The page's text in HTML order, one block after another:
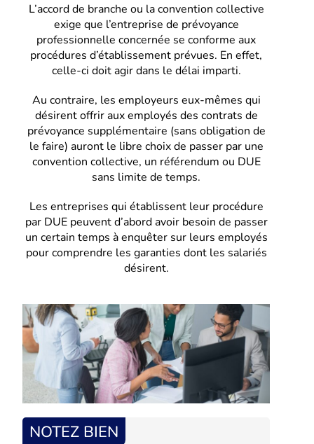
L’accord de branche ou la convention collective
exige que l’entreprise de prévoyance
professionnelle concernée se conforme aux
procédures d’établissement prévues. En effet,
celle-ci doit agir dans le délai imparti.
Au contraire, les employeurs eux-mêmes qui
désirent offrir aux employés des contrats de
prévoyance supplémentaire (sans obligation de
le faire) auront le libre choix de passer par une
convention collective, un référendum ou DUE
sans limite de temps.
Les entreprises qui établissent leur procédure
par DUE peuvent d’abord avoir besoin de passer
un certain temps à enquêter sur leurs employés
pour comprendre les garanties dont les salariés
désirent.
NOTEZ BIEN